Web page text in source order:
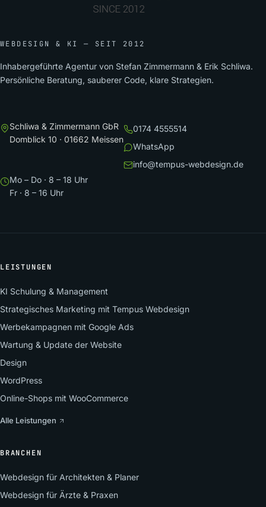
WEBDESIGN & KI — SEIT 2012
Inhabergeführte Agentur von Stefan Zimmermann & Erik Schliwa.
Persönliche Beratung, sauberer Code, klare Strategien.
Schliwa & Zimmermann GbR
Domblick 10 · 01662 Meissen
0174 4555514
WhatsApp
info@tempus-webdesign.de
Mo – Do · 8 – 18 Uhr
Fr · 8 – 16 Uhr
LEISTUNGEN
KI Schulung & Management
Strategisches Marketing mit Tempus Webdesign
Werbekampagnen mit Google Ads
Wartung & Update der Website
Design
WordPress
Online-Shops mit WooCommerce
Alle Leistungen
BRANCHEN
Webdesign für Architekten & Planer
Webdesign für Ärzte & Praxen